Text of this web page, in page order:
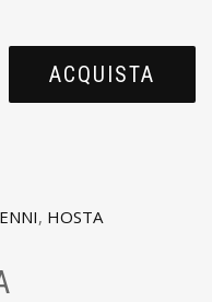
ACQUISTA
, HOSTA